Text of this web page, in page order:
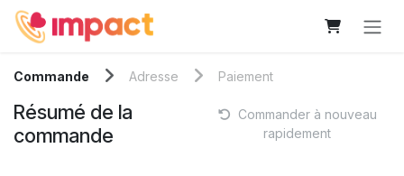
Se rendre au contenu
Commande Adresse Paiement
Résumé de la
commande
Commander à nouveau
rapidement